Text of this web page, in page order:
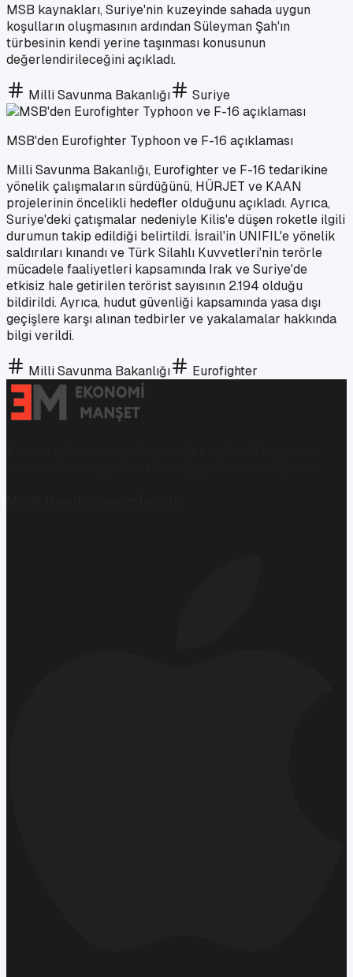
MSB kaynakları, Suriye'nin kuzeyinde sahada uygun
koşulların oluşmasının ardından Süleyman Şah'ın
türbesinin kendi yerine taşınması konusunun
değerlendirileceğini açıkladı.
Milli Savunma Bakanlığı Suriye
MSB'den Eurofighter Typhoon ve F-16 açıklaması
Milli Savunma Bakanlığı, Eurofighter ve F-16 tedarikine
yönelik çalışmaların sürdüğünü, HÜRJET ve KAAN
projelerinin öncelikli hedefler olduğunu açıkladı. Ayrıca,
Suriye'deki çatışmalar nedeniyle Kilis'e düşen roketle ilgili
durumun takip edildiği belirtildi. İsrail'in UNIFIL'e yönelik
saldırıları kınandı ve Türk Silahlı Kuvvetleri'nin terörle
mücadele faaliyetleri kapsamında Irak ve Suriye'de
etkisiz hale getirilen terörist sayısının 2.194 olduğu
bildirildi. Ayrıca, hudut güvenliği kapsamında yasa dışı
geçişlere karşı alınan tedbirler ve yakalamalar hakkında
bilgi verildi.
Milli Savunma Bakanlığı Eurofighter